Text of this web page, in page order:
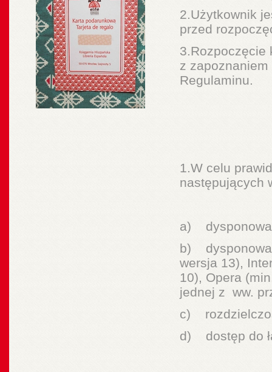
2.Użytkownik
przed
3.Rozpoczęcie
z
Regulaminu.
1.W celu
następujących
a)
b)
wersja 13),
10), Opera
jednej z ww.
c)
d) dostęp do